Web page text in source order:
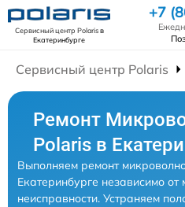
Сервисный центр Polarisв
Екатеринбурге
+7
Сервисный центр Polaris
Ремонт
Polaris в
Выполняем ремонт
Екатеринбурге независимо
неисправности. Устраняем